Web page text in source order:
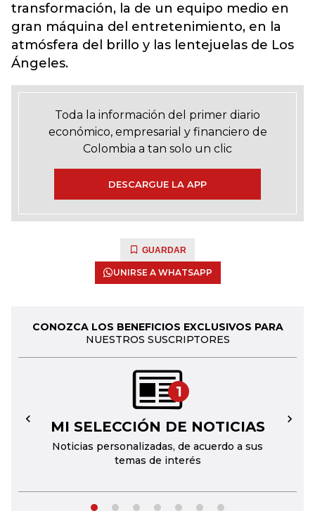
transformación, la de un equipo medio en
gran máquina del entretenimiento, en la
atmósfera del brillo y las lentejuelas de Los
Ángeles.
Toda la información del primer diario
económico, empresarial y financiero de
Colombia a tan solo un clic
DESCARGUE LA APP
GUARDAR
UNIRSE A WHATSAPP
CONOZCA LOS BENEFICIOS EXCLUSIVOS PARA
NUESTROS SUSCRIPTORES
1
MI SELECCIÓN DE NOTICIAS
Noticias personalizadas, de acuerdo a sus
temas de interés
← →